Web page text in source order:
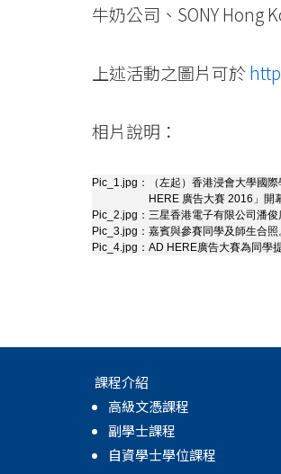
牛奶公司、SONY Hong
上述活動之圖片可於
相片說明：
Pic_1.jpg：
（左起）香港浸會大學國
HERE 廣告大賽 2016」開
Pic_2.jpg： 三星香港電子有限公司潘俊
Pic_3.jpg： 嘉賓與參賽同學及師生合照
Pic_4.jpg： AD HERE廣告大賽為同學
課程介紹
高級文憑課程
副學士課程
自資學士學位課程